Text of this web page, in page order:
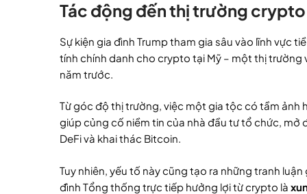
Tác động đến thị trường
Sự kiện gia đình Trump tham gia sâu vào lĩnh vực
tính chính danh cho crypto tại Mỹ – một thị
năm trước.
Từ góc độ thị trường, việc một gia tộc có tầm ảnh
giúp củng cố niềm tin của nhà đầu tư tổ chức,
DeFi và khai thác Bitcoin.
Tuy nhiên, yếu tố này cũng tạo ra những tranh
đình Tổng thống trực tiếp hưởng lợi từ crypto là